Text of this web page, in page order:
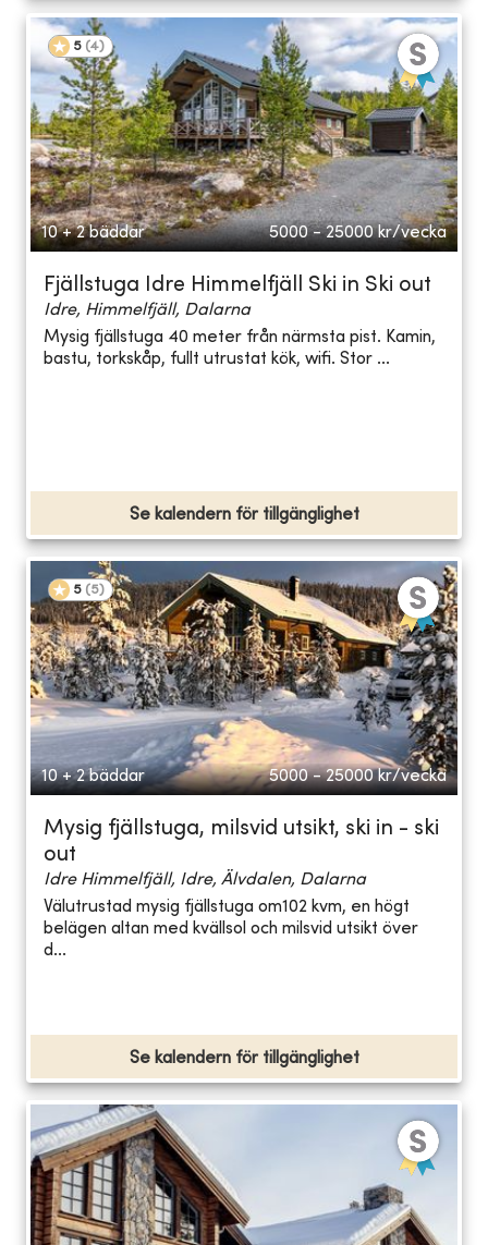
5 (4)
10 + 2 bäddar 5000 - 25000 kr/vecka
Fjällstuga Idre Himmelfjäll Ski in Ski out
Idre, Himmelfjäll, Dalarna
Mysig fjällstuga 40 meter från närmsta pist. Kamin,
bastu, torkskåp, fullt utrustat kök, wifi. Stor ...
Se kalendern för tillgänglighet
5 (5)
10 + 2 bäddar 5000 - 25000 kr/vecka
Mysig fjällstuga, milsvid utsikt, ski in - ski
out
Idre Himmelfjäll, Idre, Älvdalen, Dalarna
Välutrustad mysig fjällstuga om102 kvm, en högt
belägen altan med kvällsol och milsvid utsikt över
d...
Se kalendern för tillgänglighet